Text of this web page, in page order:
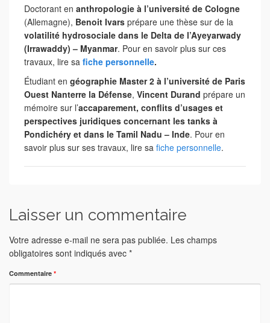
Doctorant en anthropologie à l’université de Cologne
(Allemagne), Benoit Ivars prépare une thèse sur de la
volatilité hydrosociale dans le Delta de l’Ayeyarwady
(Irrawaddy) – Myanmar. Pour en savoir plus sur ces
travaux, lire sa fiche personnelle.
Étudiant en géographie Master 2 à l’université de Paris
Ouest Nanterre la Défense, Vincent Durand prépare un
mémoire sur l’accaparement, conflits d’usages et
perspectives juridiques concernant les tanks à
Pondichéry et dans le Tamil Nadu – Inde. Pour en
savoir plus sur ses travaux, lire sa fiche personnelle.
Laisser un commentaire
Votre adresse e-mail ne sera pas publiée. Les champs
obligatoires sont indiqués avec *
Commentaire *